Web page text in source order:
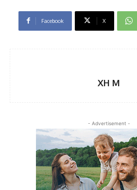
Facebook X
XH M
- Advertisement -